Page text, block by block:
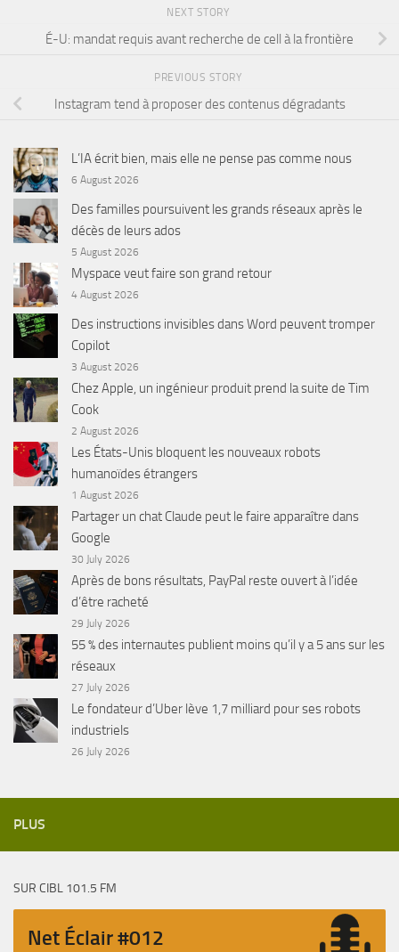
NEXT STORY
É-U: mandat requis avant recherche de cell à la frontière
PREVIOUS STORY
Instagram tend à proposer des contenus dégradants
L’IA écrit bien, mais elle ne pense pas comme nous
6 August 2026
Des familles poursuivent les grands réseaux après le
décès de leurs ados
5 August 2026
Myspace veut faire son grand retour
4 August 2026
Des instructions invisibles dans Word peuvent tromper
Copilot
3 August 2026
Chez Apple, un ingénieur produit prend la suite de Tim
Cook
2 August 2026
Les États-Unis bloquent les nouveaux robots
humanoïdes étrangers
1 August 2026
Partager un chat Claude peut le faire apparaître dans
Google
30 July 2026
Après de bons résultats, PayPal reste ouvert à l’idée
d’être racheté
29 July 2026
55 % des internautes publient moins qu’il y a 5 ans sur les
réseaux
27 July 2026
Le fondateur d’Uber lève 1,7 milliard pour ses robots
industriels
26 July 2026
PLUS
SUR CIBL 101.5 FM
Net Éclair #012